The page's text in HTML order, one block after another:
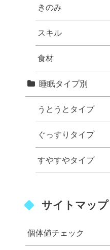
きのみ
スキル
食材
睡眠タイプ別
うとうとタイプ
ぐっすりタイプ
すやすやタイプ
サイトマップ
個体値チェック